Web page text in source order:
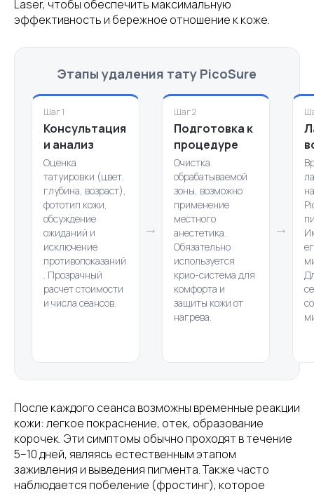
Laser, чтобы обеспечить максимальную
эффективность и бережное отношение к коже.
Этапы удаления тату PicoSure
Шаг 1
Консультация
и анализ
Оценка
татуировки (цвет,
глубина, возраст),
фототип кожи,
обсуждение
ожиданий и
исключение
противопоказаний
. Прозрачный
расчет стоимости
и числа сеансов.
→
Шаг 2
Подготовка к
процедуре
Очистка
обрабатываемой
зоны, возможно
применение
местного
анестетика.
Обязательно
используется
крио-система для
комфорта и
защиты кожи от
нагрева.
→
После каждого сеанса возможны временные реакции
кожи: легкое покраснение, отек, образование
корочек. Эти симптомы обычно проходят в течение
5–10 дней, являясь естественным этапом
заживления и выведения пигмента. Также часто
наблюдается побеление (фростинг), которое